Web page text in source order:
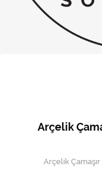
Arçelik
Arçelik